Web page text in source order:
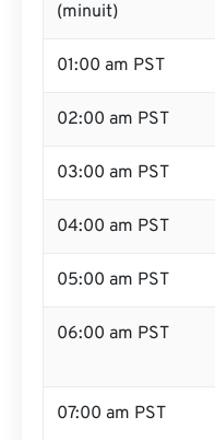
(minuit)
01:00 am PST
02:00 am PST
03:00 am PST
04:00 am PST
05:00 am PST
06:00 am PST
07:00 am PST